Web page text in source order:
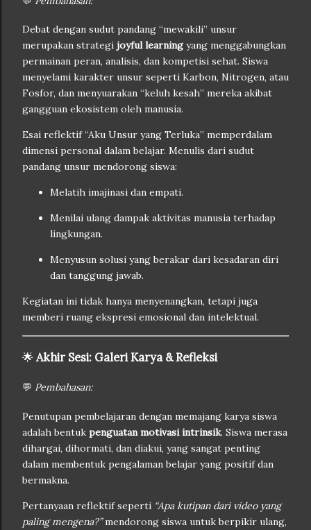
Debat dengan sudut pandang “mewakili” unsur
merupakan strategi joyful learningyang menggabungkan
permainan peran, analisis, dan kompetisi sehat. Siswa
menyelami karakter unsur seperti Karbon, Nitrogen, atau
Fosfor, dan menyuarakan “keluh kesah” mereka akibat
gangguan ekosistem oleh manusia.
Esai reflektif “Aku Unsur yang Terluka” memperdalam
dimensi personal dalam belajar. Menulis dari sudut
pandang unsur mendorong siswa:
Melatih imajinasi dan empati.
Menilai ulang dampak aktivitas manusia terhadap
lingkungan.
Menyusun solusi yang berakar dari kesadaran diri
dan tanggung jawab.
Kegiatan ini tidak hanya menyenangkan, tetapi juga
memberi ruang ekspresi emosional dan intelektual.
🌟 Akhir Sesi: Galeri Karya & Refleksi
💬 Pembahasan:
Penutupan pembelajaran dengan memajang karya siswa
adalah bentuk penguatan motivasi intrinsik. Siswa merasa
dihargai, dihormati, dan diakui, yang sangat penting
dalam membentuk pengalaman belajar yang positif dan
bermakna.
Pertanyaan reflektif seperti “Apa kutipan dari video yang
paling mengena?”mendorong siswa untuk berpikir ulang,